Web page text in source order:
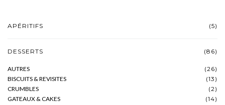
APÉRITIFS (5)
DESSERTS (86)
AUTRES
(26)
BISCUITS & REVISITES
(13)
CRUMBLES
(2)
GATEAUX & CAKES
(14)